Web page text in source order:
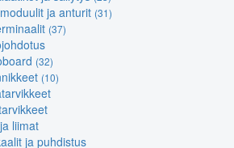
ja anturit (31)
(37)
(32)
(10)
liimat
ja puhdistus